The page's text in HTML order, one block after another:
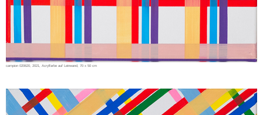
campion 020620, 2021, Acrylfarbe auf Leinwand, 70 x 50 cm